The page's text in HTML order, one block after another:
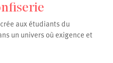
aux étudiants du
un univers où exigence et